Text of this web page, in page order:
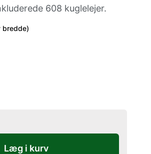
608 kuglelejer.
bredde)
Læg i kurv